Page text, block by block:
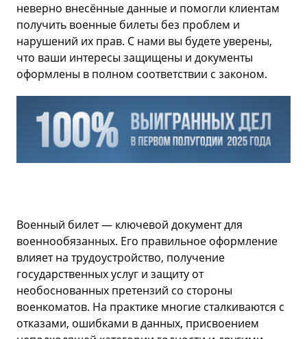
неверно внесённые данные и помогли клиентам
получить военные билеты без проблем и
нарушений их прав. С нами вы будете уверены,
что ваши интересы защищены и документы
оформлены в полном соответствии с законом.
Военный билет — ключевой документ для
военнообязанных. Его правильное оформление
влияет на трудоустройство, получение
государственных услуг и защиту от
необоснованных претензий со стороны
военкоматов. На практике многие сталкиваются с
отказами, ошибками в данных, присвоением